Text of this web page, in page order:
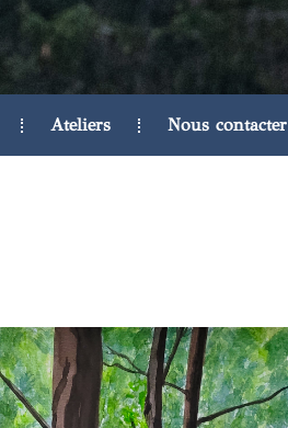
Ateliers Nous contacter